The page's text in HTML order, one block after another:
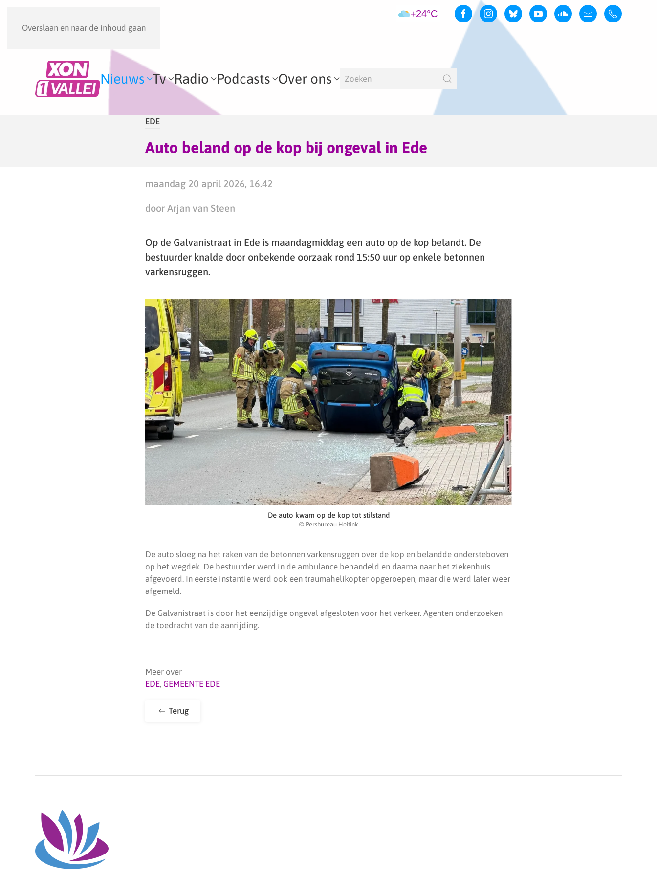
Overslaan en naar de inhoud gaan
+24°C
Nieuws Tv Radio Podcasts Over ons
EDE
Auto beland op de kop bij ongeval in Ede
maandag 20 april 2026, 16.42
door Arjan van Steen
Op de Galvanistraat in Ede is maandagmiddag een auto op de kop belandt. De
bestuurder knalde door onbekende oorzaak rond 15:50 uur op enkele betonnen
varkensruggen.
De auto kwam op de kop tot stilstand
© Persbureau Heitink
De auto sloeg na het raken van de betonnen varkensruggen over de kop en belandde ondersteboven
op het wegdek. De bestuurder werd in de ambulance behandeld en daarna naar het ziekenhuis
afgevoerd. In eerste instantie werd ook een traumahelikopter opgeroepen, maar die werd later weer
afgemeld.
De Galvanistraat is door het eenzijdige ongeval afgesloten voor het verkeer. Agenten onderzoeken
de toedracht van de aanrijding.
Meer over
EDE, GEMEENTE EDE
Terug